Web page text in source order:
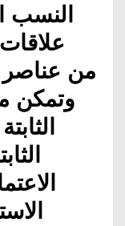
النسب
من عناصر
وتمكن